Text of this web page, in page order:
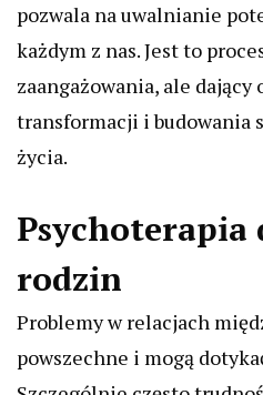
pozwala na uwalnianie
każdym z nas. Jest to
zaangażowania, ale
transformacji i budowania
życia.
Psychoterapia
rodzin
Problemy w relacjach
powszechne i mogą